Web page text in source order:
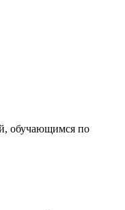
обучающимся по